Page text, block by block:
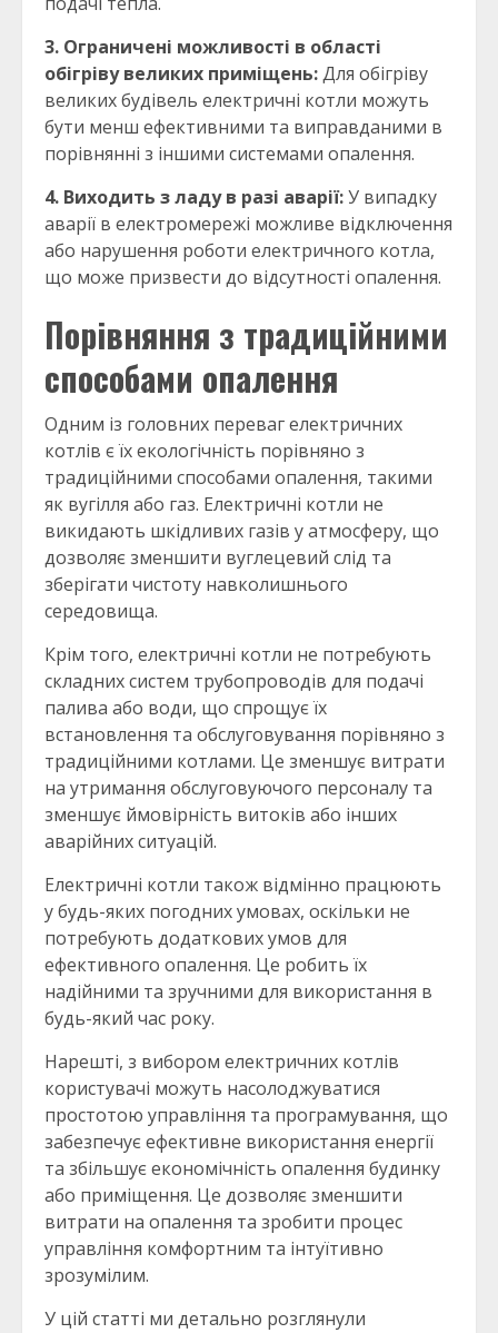
3. Ограничені можливості в області
обігріву великих приміщень:Для обігріву
великих будівель електричні котли можуть
бути менш ефективними та виправданими в
порівнянні з іншими системами опалення.
4. Виходить з ладу в разі аварії:У випадку
аварії в електромережі можливе відключення
або нарушення роботи електричного котла,
що може призвести до відсутності опалення.
Порівняння з традиційними
способами опалення
Одним із головних переваг електричних
котлів є їх екологічність порівняно з
традиційними способами опалення, такими
як вугілля або газ. Електричні котли не
викидають шкідливих газів у атмосферу, що
дозволяє зменшити вуглецевий слід та
зберігати чистоту навколишнього
середовища.
Крім того, електричні котли не потребують
складних систем трубопроводів для подачі
палива або води, що спрощує їх
встановлення та обслуговування порівняно з
традиційними котлами. Це зменшує витрати
на утримання обслуговуючого персоналу та
зменшує ймовірність витоків або інших
аварійних ситуацій.
Електричні котли також відмінно працюють
у будь-яких погодних умовах, оскільки не
потребують додаткових умов для
ефективного опалення. Це робить їх
надійними та зручними для використання в
будь-який час року.
Нарешті, з вибором електричних котлів
користувачі можуть насолоджуватися
простотою управління та програмування, що
забезпечує ефективне використання енергії
та збільшує економічність опалення будинку
або приміщення. Це дозволяє зменшити
витрати на опалення та зробити процес
управління комфортним та інтуїтивно
зрозумілим.
У цій статті ми детально розглянули